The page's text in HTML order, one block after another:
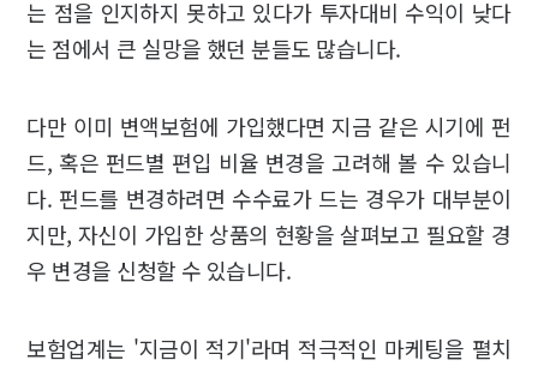
는 점을 인지하지 못하고 있다가 투자대비 수익이 낮다
는 점에서 큰 실망을 했던 분들도 많습니다.
다만 이미 변액보험에 가입했다면 지금 같은 시기에 펀
드, 혹은 펀드별 편입 비율 변경을 고려해 볼 수 있습니
다. 펀드를 변경하려면 수수료가 드는 경우가 대부분이
지만, 자신이 가입한 상품의 현황을 살펴보고 필요할 경
우 변경을 신청할 수 있습니다.
보험업계는 '지금이 적기'라며 적극적인 마케팅을 펼치